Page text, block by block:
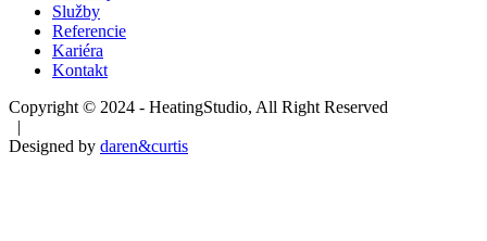
Služby
Referencie
Kariéra
Kontakt
Copyright © 2024 - HeatingStudio, All Right Reserved
|
Designed by daren&curtis